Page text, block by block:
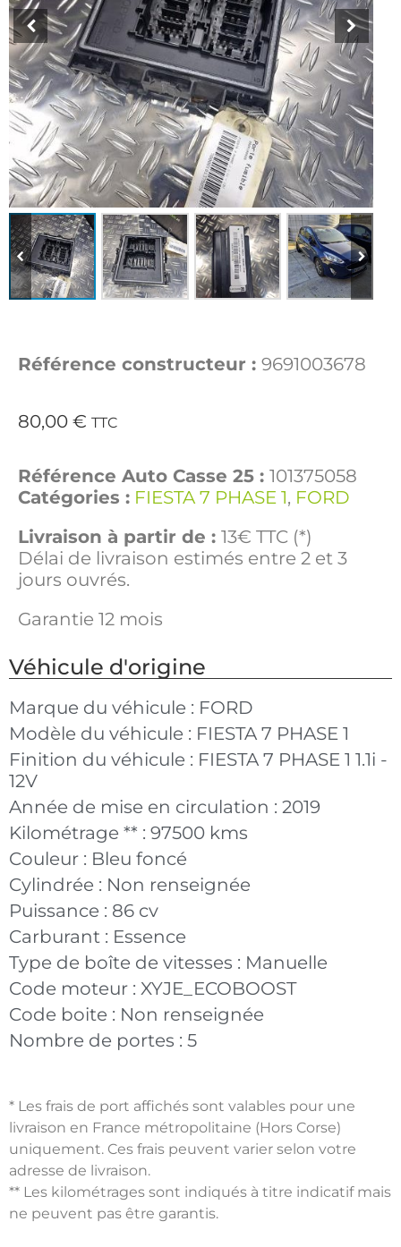
Référence constructeur : 9691003678
80,00 € TTC
Référence Auto Casse 25 : 101375058
Catégories : FIESTA 7 PHASE 1, FORD
Livraison à partir de : 13€ TTC (*)
Délai de livraison estimés entre 2 et 3
jours ouvrés.
Garantie 12 mois
Véhicule d'origine
Marque du véhicule : FORD
Modèle du véhicule : FIESTA 7 PHASE 1
Finition du véhicule : FIESTA 7 PHASE 1 1.1i -
12V
Année de mise en circulation : 2019
Kilométrage ** : 97500 kms
Couleur : Bleu foncé
Cylindrée : Non renseignée
Puissance : 86 cv
Carburant : Essence
Type de boîte de vitesses : Manuelle
Code moteur : XYJE_ECOBOOST
Code boite : Non renseignée
Nombre de portes : 5
* Les frais de port affichés sont valables pour une
livraison en France métropolitaine (Hors Corse)
uniquement. Ces frais peuvent varier selon votre
adresse de livraison.
** Les kilométrages sont indiqués à titre indicatif mais
ne peuvent pas être garantis.